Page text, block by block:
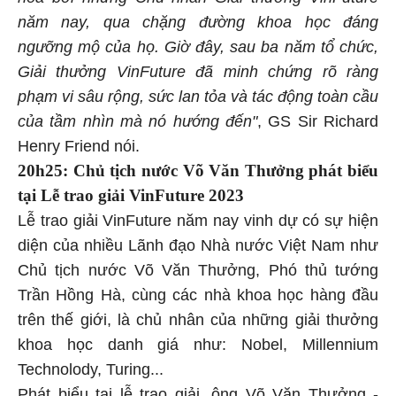
năm nay, qua chặng đường khoa học đáng
ngưỡng mộ của họ. Giờ đây, sau ba năm tổ chức,
Giải thưởng VinFuture đã minh chứng rõ ràng
phạm vi sâu rộng, sức lan tỏa và tác động toàn cầu
của tầm nhìn mà nó hướng đến", GS Sir Richard
Henry Friend nói.
20h25: Chủ tịch nước Võ Văn Thưởng phát biểu
tại Lễ trao giải VinFuture 2023
Lễ trao giải VinFuture năm nay vinh dự có sự hiện
diện của nhiều Lãnh đạo Nhà nước Việt Nam như
Chủ tịch nước Võ Văn Thưởng, Phó thủ tướng
Trần Hồng Hà, cùng các nhà khoa học hàng đầu
trên thế giới, là chủ nhân của những giải thưởng
khoa học danh giá như: Nobel, Millennium
Technolody, Turing...
Phát biểu tại lễ trao giải, ông Võ Văn Thưởng -